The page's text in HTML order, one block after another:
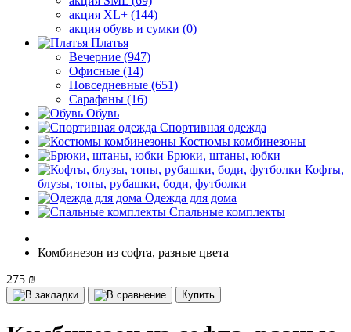
акция XL+ (144)
акция обувь и сумки (0)
Платья
Вечерние (947)
Офисные (14)
Повседневные (651)
Сарафаны (16)
Обувь
Спортивная одежда
Костюмы комбинезоны
Брюки, штаны, юбки
Кофты,
блузы, топы, рубашки, боди, футболки
Одежда для дома
Спальные комплекты
Комбинезон из софта, разные цвета
275 ₪
Купить